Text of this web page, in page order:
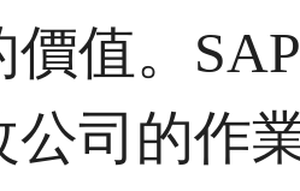
價值。
公司的作